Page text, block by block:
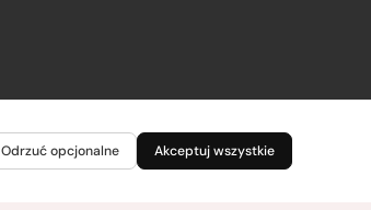
Odrzuć opcjonalne Akceptuj wszystkie